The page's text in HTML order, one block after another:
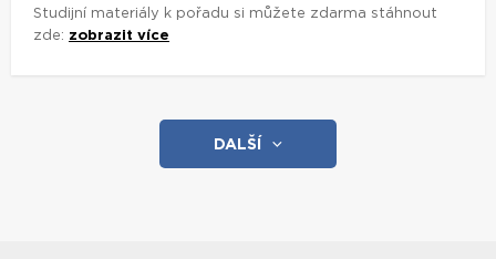
Studijní materiály k pořadu si můžete zdarma stáhnout
zde: zobrazit více
DALŠÍ